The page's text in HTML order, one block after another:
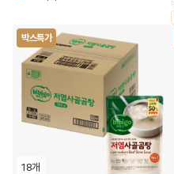
박스특가
18개